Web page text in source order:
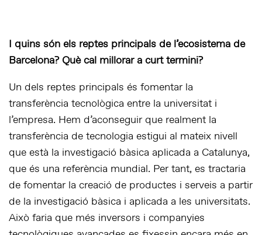
I quins són els reptes principals de l’ecosistema de
Barcelona? Què cal millorar a curt termini?
Un dels reptes principals és fomentar la
transferència tecnològica entre la universitat i
l’empresa. Hem d’aconseguir que realment la
transferència de tecnologia estigui al mateix nivell
que està la investigació bàsica aplicada a Catalunya,
que és una referència mundial. Per tant, es tractaria
de fomentar la creació de productes i serveis a partir
de la investigació bàsica i aplicada a les universitats.
Això faria que més inversors i companyies